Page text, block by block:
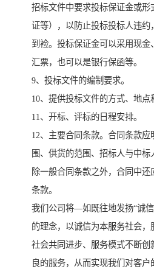
招标文件中要求投标保证金或形
证等），以防止投标投标人违约
到裣。投标保证金可以采用现
汇票，也可以是银行保函等。
9、投标文件的编制要求。
10、提供投标文件的方式、地点
11、开标、评标的日程安排。
12、主要合同条款。合同条款
围、供货的范围、招标人与中标
除一般合同条款之外，合同中还
条款。
我们公司将—如既往地发扬“诚
的理念，以诚信为本服务社会，
社会共同进步、服务模式不断创
良的服务，从而实现我们对客户